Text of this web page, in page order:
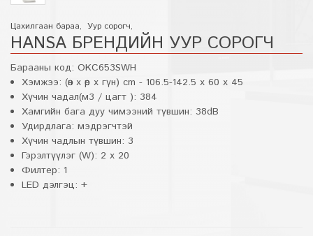
Цахилгаан бараа, Уур сорогч,
HANSA БРЕНДИЙН УУР СОРОГЧ
Барааны код: OKC653SWH
Хэмжээ: (өн x өр x гүн) cm - 106.5-142.5 x 60 x 45
Хүчин чадал(м3 / цагт ): 384
Хамгийн бага дуу чимээний түвшин: 38dB
Удирдлага: мэдрэгчтэй
Хүчин чадлын түвшин: 3
Гэрэлтүүлэг (W): 2 x 20
Филтер: 1
LED дэлгэц: +